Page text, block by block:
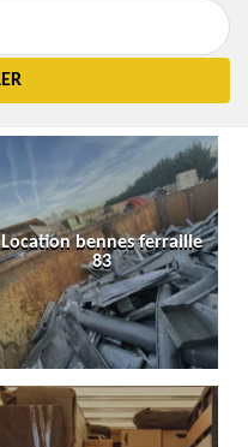
Location bennes ferraille
83